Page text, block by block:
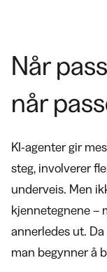
Når
når
KI-agenter gir
steg, involverer
underveis. Men
kjennetegnene –
annerledes ut.
man begynner å